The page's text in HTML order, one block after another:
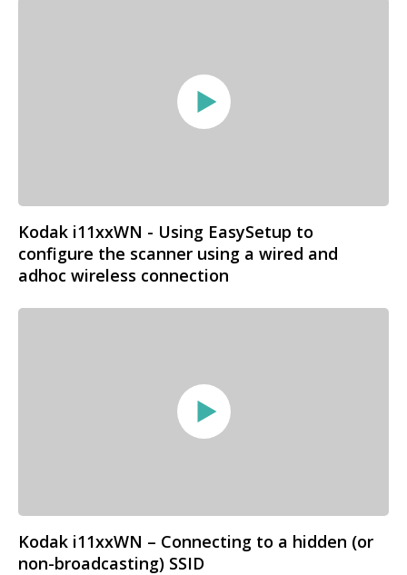
Kodak i11xxWN - Using EasySetup to
configure the scanner using a wired and
adhoc wireless connection
Kodak i11xxWN – Connecting to a hidden (or
non-broadcasting) SSID